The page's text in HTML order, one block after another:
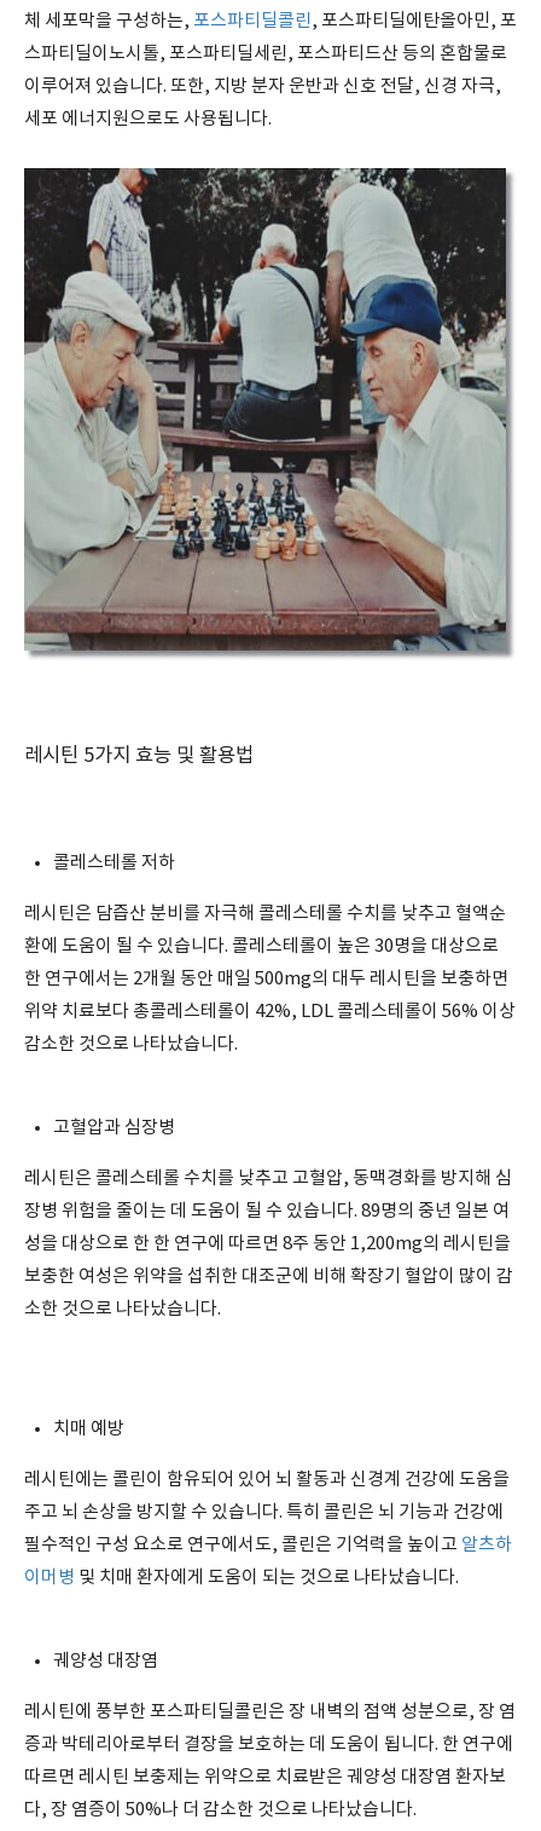
체 세포막을 구성하는, 포스파티딜콜린, 포스파티딜에탄올아민, 포
스파티딜이노시톨, 포스파티딜세린, 포스파티드산 등의 혼합물로
이루어져 있습니다. 또한, 지방 분자 운반과 신호 전달, 신경 자극,
세포 에너지원으로도 사용됩니다.
레시틴 5가지 효능 및 활용법
콜레스테롤 저하
레시틴은 담즙산 분비를 자극해 콜레스테롤 수치를 낮추고 혈액순
환에 도움이 될 수 있습니다. 콜레스테롤이 높은 30명을 대상으로
한 연구에서는 2개월 동안 매일 500mg의 대두 레시틴을 보충하면
위약 치료보다 총콜레스테롤이 42%, LDL 콜레스테롤이 56% 이상
감소한 것으로 나타났습니다.
고혈압과 심장병
레시틴은 콜레스테롤 수치를 낮추고 고혈압, 동맥경화를 방지해 심
장병 위험을 줄이는 데 도움이 될 수 있습니다. 89명의 중년 일본 여
성을 대상으로 한 한 연구에 따르면 8주 동안 1,200mg의 레시틴을
보충한 여성은 위약을 섭취한 대조군에 비해 확장기 혈압이 많이 감
소한 것으로 나타났습니다.
치매 예방
레시틴에는 콜린이 함유되어 있어 뇌 활동과 신경계 건강에 도움을
주고 뇌 손상을 방지할 수 있습니다. 특히 콜린은 뇌 기능과 건강에
필수적인 구성 요소로 연구에서도, 콜린은 기억력을 높이고 알츠하
이머병 및 치매 환자에게 도움이 되는 것으로 나타났습니다.
궤양성 대장염
레시틴에 풍부한 포스파티딜콜린은 장 내벽의 점액 성분으로, 장 염
증과 박테리아로부터 결장을 보호하는 데 도움이 됩니다. 한 연구에
따르면 레시틴 보충제는 위약으로 치료받은 궤양성 대장염 환자보
다, 장 염증이 50%나 더 감소한 것으로 나타났습니다.